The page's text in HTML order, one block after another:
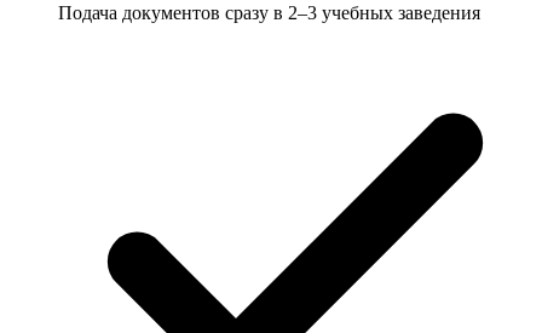
Подача документов сразу в 2–3 учебных заведения